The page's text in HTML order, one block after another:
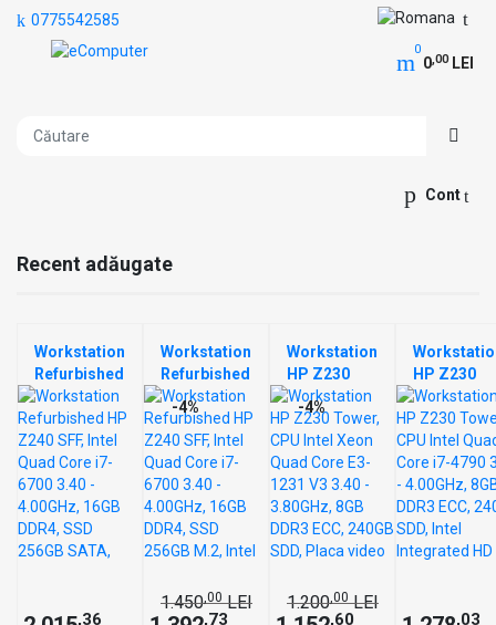
0775542585
0
0,00LEI
Cont
Recent adăugate
Workstation
Refurbished
HP Z240
SFF, Intel
Quad Core
i7-6700 3.40
- 4.00GHz,
16GB DDR4,
SSD 256GB
SATA,
Windows 10
,36
Workstation
Refurbished
HP Z240
SFF, Intel
Quad Core
i7-6700 3.40
- 4.00GHz,
16GB DDR4,
SSD 256GB
M.2, Intel
Graphics
530 +
-4%
1.450,00LEI
,73
Workstation
HP Z230
Tower, CPU
Intel Xeon
Quad Core
E3-1231 V3
3.40 -
3.80GHz,
8GB DDR3
ECC, 240GB
video AMD
Radeon HD
-4%
1.200,00LEI
,60
HP Z230
Tower,
Intel Quad
Core i7-
4790 3.60 -
4.00GHz,
8GB DDR3
ECC,
SDD, Intel
Graphics
,03